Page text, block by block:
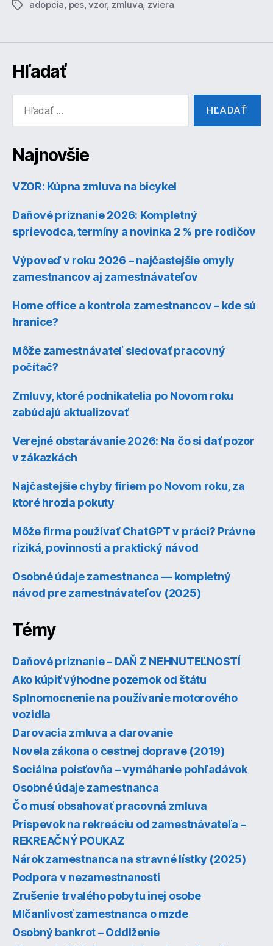
Značkyadopcia, pes,vzor, zmluva, zviera
Hľadať
Najnovšie
VZOR: Kúpna zmluva na bicykel
Daňové priznanie 2026: Kompletný
sprievodca, termíny a novinka 2 % pre rodičov
Výpoveď v roku 2026 – najčastejšie omyly
zamestnancov aj zamestnávateľov
Home office a kontrola zamestnancov – kde sú
hranice?
Môže zamestnávateľ sledovať pracovný
počítač?
Zmluvy, ktoré podnikatelia po Novom roku
zabúdajú aktualizovať
Verejné obstarávanie 2026: Na čo si dať pozor
v zákazkách
Najčastejšie chyby firiem po Novom roku, za
ktoré hrozia pokuty
Môže firma používať ChatGPT v práci? Právne
riziká, povinnosti a praktický návod
Osobné údaje zamestnanca — kompletný
návod pre zamestnávateľov (2025)
Témy
Daňové priznanie – DAŇ Z NEHNUTEĽNOSTÍ
Ako kúpiť výhodne pozemok od štátu
Splnomocnenie na používanie motorového
vozidla
Darovacia zmluva a darovanie
Novela zákona o cestnej doprave (2019)
Sociálna poisťovňa – vymáhanie pohľadávok
Osobné údaje zamestnanca
Čo musí obsahovať pracovná zmluva
Príspevok na rekreáciu od zamestnávateľa –
REKREAČNÝ POUKAZ
Nárok zamestnanca na stravné lístky (2025)
Podpora v nezamestnanosti
Zrušenie trvalého pobytu inej osobe
Mlčanlivosť zamestnanca o mzde
Osobný bankrot – Oddlženie